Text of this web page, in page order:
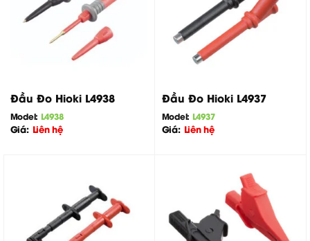
Đầu Đo Hioki L4938
Model: L4938
Giá: Liên hệ
Đầu Đo Hioki L4937
Model: L4937
Giá: Liên hệ